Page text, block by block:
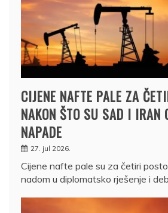
CIJENE NAFTE PALE ZA
NAKON ŠTO SU SAD I IRAN
NAPADE
27. jul 2026.
Cijene nafte pale su za četiri
nadom u diplomatsko rješenje i